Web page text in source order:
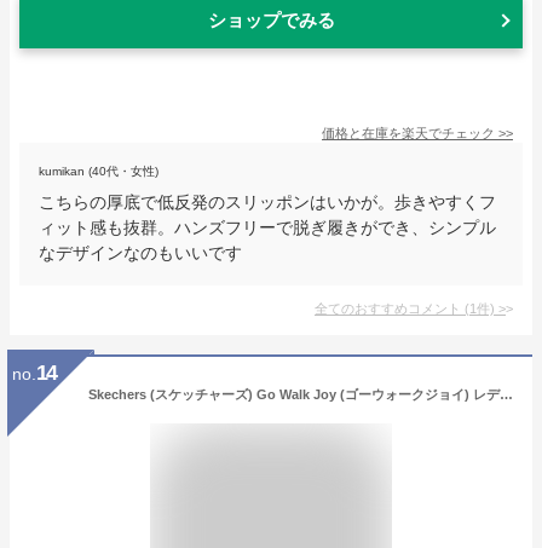
ショップでみる
価格と在庫を楽天でチェック >>
kumikan (40代・女性)
こちらの厚底で低反発のスリッポンはいかが。歩きやすくフ
ィット感も抜群。ハンズフリーで脱ぎ履きができ、シンプル
なデザインなのもいいです
全てのおすすめコメント (1件) >
no. 14
Skechers (スケッチャーズ) Go Walk Joy (ゴーウォークジョイ) レディース スニーカー, ホワイト, 6 Wide